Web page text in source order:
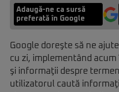
Adaugă-ne ca sursă
preferată în Google
Google doreşte să ne
cu zi, implementând
şi informaţii despre
utilizatorul caută